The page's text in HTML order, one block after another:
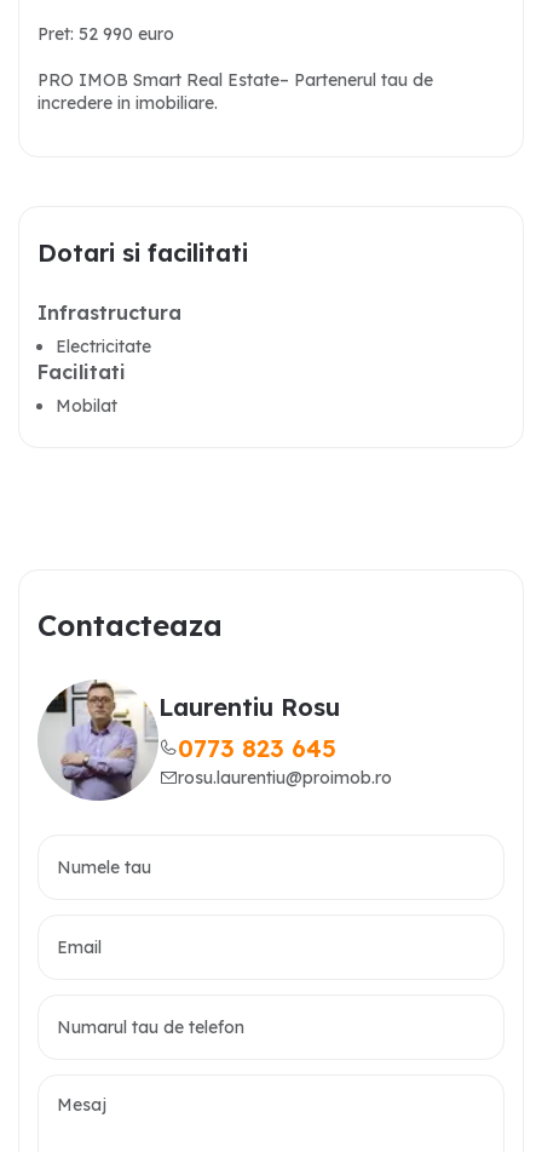
Pret: 52 990 euro
PRO IMOB Smart Real Estate– Partenerul tau de
incredere in imobiliare.
Dotari si facilitati
Infrastructura
Electricitate
Facilitati
Mobilat
Contacteaza
Laurentiu Rosu
0773 823 645
rosu.laurentiu@proimob.ro